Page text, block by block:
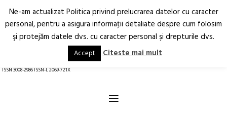
Arhitectură.
Oraș.
RO EN
ISSN 3008-2986 ISSN-L 2069-721X
≡
Ne-am actualizat Politica privind prelucrarea datelor cu caracter
personal, pentru a asigura informaţii detaliate despre cum folosim
şi protejăm datele dvs. cu caracter personal şi drepturile dvs.
Accept Citeste mai mult